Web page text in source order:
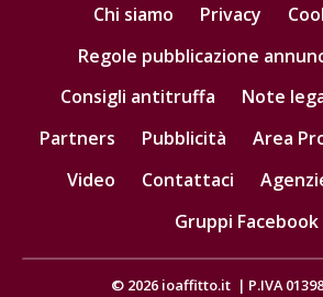
Chi siamo Privacy
Regole pubblicazione
Consigli antitruffa
Note
Partners
Pubblicità Area
Video
Contattaci
Gruppi Facebook
© 2026 ioaffitto.it | P.IVA